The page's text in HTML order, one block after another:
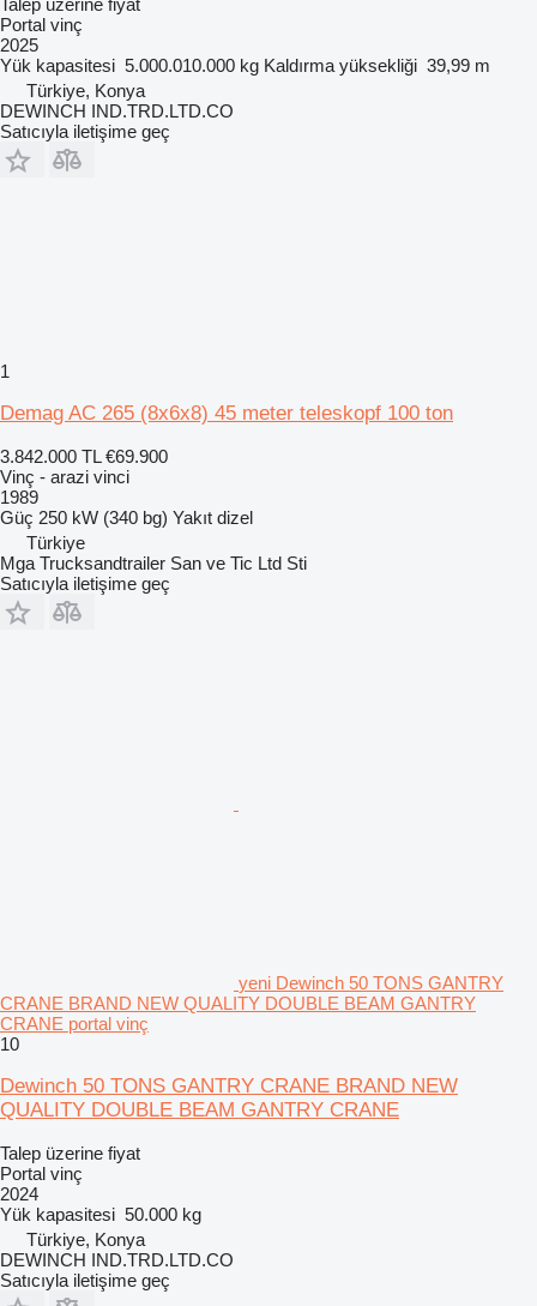
Portal vinç
2025
Yük kapasitesi 5.000.010.000 kg Kaldırma yüksekliği 39,99 m
Türkiye, Konya
DEWINCH IND.TRD.LTD.CO
Satıcıyla iletişime geç
1
Demag AC 265 (8x6x8) 45 meter teleskopf 100 ton
3.842.000 TL €69.900
Vinç - arazi vinci
1989
Güç 250 kW (340 bg) Yakıt dizel
Türkiye
Mga Trucksandtrailer San ve Tic Ltd Sti
Satıcıyla iletişime geç
yeni Dewinch 50 TONS GANTRY
CRANE BRAND NEW QUALITY DOUBLE BEAM GANTRY
CRANE portal vinç
10
Dewinch 50 TONS GANTRY CRANE BRAND NEW
QUALITY DOUBLE BEAM GANTRY CRANE
Talep üzerine fiyat
Portal vinç
2024
Yük kapasitesi 50.000 kg
Türkiye, Konya
DEWINCH IND.TRD.LTD.CO
Satıcıyla iletişime geç